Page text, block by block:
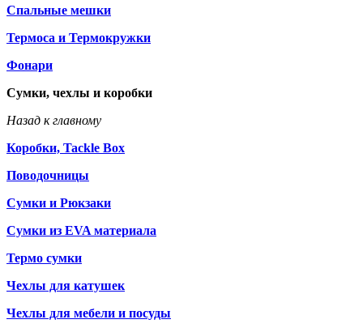
Спальные мешки
Термоса и Термокружки
Фонари
Сумки, чехлы и коробки
Назад к главному
Коробки, Tackle Box
Поводочницы
Сумки и Рюкзаки
Сумки из EVA материала
Термо сумки
Чехлы для катушек
Чехлы для мебели и посуды